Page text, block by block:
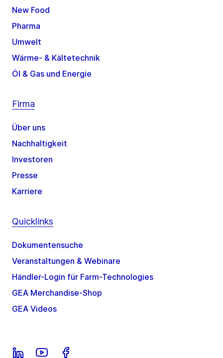
New Food
Pharma
Umwelt
Wärme- & Kältetechnik
Öl & Gas und Energie
Firma
Über uns
Nachhaltigkeit
Investoren
Presse
Karriere
Quicklinks
Dokumentensuche
Veranstaltungen & Webinare
Händler-Login für Farm-Technologies
GEA Merchandise-Shop
GEA Videos